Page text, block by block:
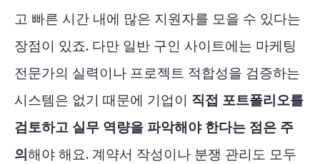
고 빠른 시간 내에 많은 지원자를 모을 수 있다는
장점이 있죠. 다만 일반 구인 사이트에는 마케팅
전문가의 실력이나 프로젝트 적합성을 검증하는
시스템은 없기 때문에 기업이 직접 포트폴리오를
검토하고 실무 역량을 파악해야 한다는 점은 주
의해야 해요. 계약서 작성이나 분쟁 관리도 모두